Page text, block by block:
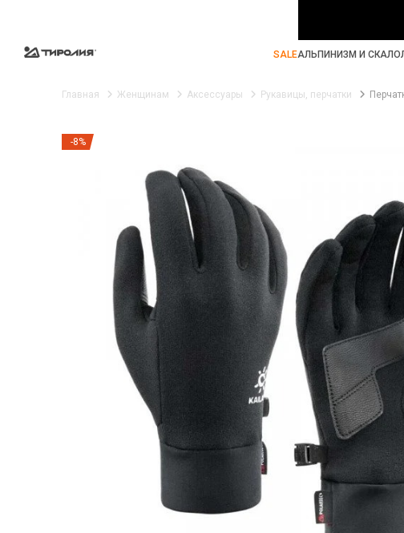
SALEАЛЬПИНИЗМ И
Главная Женщинам Аксессуары Рукавицы, перчатки
-8%